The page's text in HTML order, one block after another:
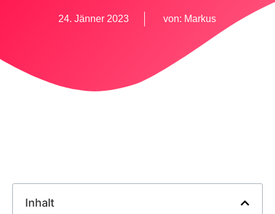
24. Jänner 2023 von: Markus
Inhalt